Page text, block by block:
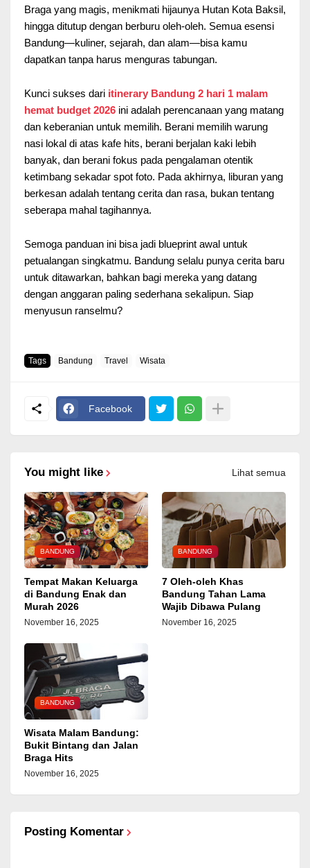
Braga yang magis, menikmati hijaunya Hutan Kota Baksil,
hingga ditutup dengan berburu oleh-oleh. Semua esensi
Bandung—kuliner, sejarah, dan alam—bisa kamu
dapatkan tanpa harus menguras tabungan.
Kunci sukses dari itinerary Bandung 2 hari 1 malam
hemat budget 2026 ini adalah perencanaan yang matang
dan keberanian untuk memilih. Berani memilih warung
nasi lokal di atas kafe hits, berani berjalan kaki lebih
banyak, dan berani fokus pada pengalaman otentik
ketimbang sekadar spot foto. Pada akhirnya, liburan yang
berkesan adalah tentang cerita dan rasa, bukan tentang
seberapa mahal tagihannya.
Semoga panduan ini bisa jadi blueprint awal untuk
petualangan singkatmu. Bandung selalu punya cerita baru
untuk ditawarkan, bahkan bagi mereka yang datang
dengan anggaran paling sederhana sekalipun. Siap
menyusun ranselmu?
Tags Bandung Travel Wisata
Facebook
You might like Lihat semua
BANDUNG
Tempat Makan Keluarga
di Bandung Enak dan
Murah 2026
November 16, 2025
BANDUNG
7 Oleh-oleh Khas
Bandung Tahan Lama
Wajib Dibawa Pulang
November 16, 2025
BANDUNG
Wisata Malam Bandung:
Bukit Bintang dan Jalan
Braga Hits
November 16, 2025
Posting Komentar